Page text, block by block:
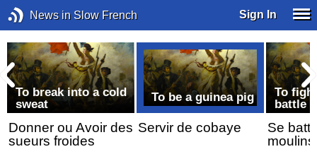
News in Slow French Sign In
To break into a cold
sweat
Donner ou Avoir des
sueurs froides
To be a guinea pig
Servir de cobaye
To
battle
Se